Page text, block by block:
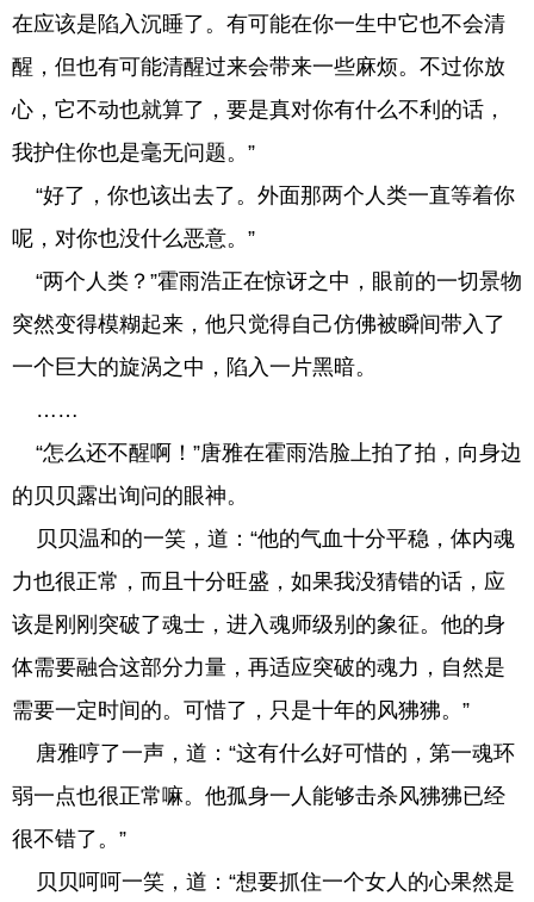
在应该是陷入沉睡了。有可能在你一生中它也不会清
醒，但也有可能清醒过来会带来一些麻烦。不过你放
心，它不动也就算了，要是真对你有什么不利的话，
我护住你也是毫无问题。”
“好了，你也该出去了。外面那两个人类一直等着你
呢，对你也没什么恶意。”
“两个人类？”霍雨浩正在惊讶之中，眼前的一切景物
突然变得模糊起来，他只觉得自己仿佛被瞬间带入了
一个巨大的旋涡之中，陷入一片黑暗。
……
“怎么还不醒啊！”唐雅在霍雨浩脸上拍了拍，向身边
的贝贝露出询问的眼神。
贝贝温和的一笑，道：“他的气血十分平稳，体内魂
力也很正常，而且十分旺盛，如果我没猜错的话，应
该是刚刚突破了魂士，进入魂师级别的象征。他的身
体需要融合这部分力量，再适应突破的魂力，自然是
需要一定时间的。可惜了，只是十年的风狒狒。”
唐雅哼了一声，道：“这有什么好可惜的，第一魂环
弱一点也很正常嘛。他孤身一人能够击杀风狒狒已经
很不错了。”
贝贝呵呵一笑，道：“想要抓住一个女人的心果然是